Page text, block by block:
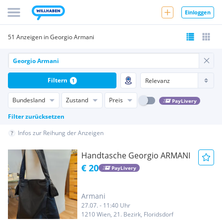
Einloggen
51 Anzeigen in Georgio Armani
Bundesland Zustand Preis PayLivery
Filter zurücksetzen
Filtern 1
Infos zur Reihung der Anzeigen
Handtasche Georgio ARMANI
€ 20 PayLivery
Armani
27.07. - 11:40 Uhr
1210 Wien, 21. Bezirk, Floridsdorf